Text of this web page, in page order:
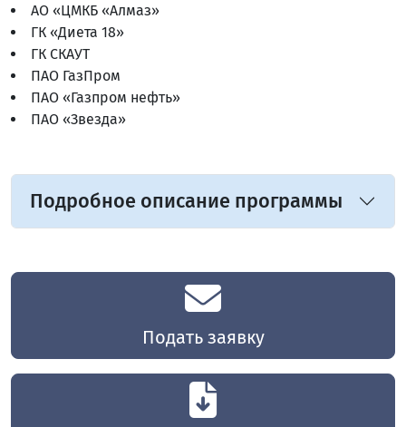
АО «ЦМКБ «Алмаз»
ГК «Диета 18»
ГК СКАУТ
ПАО ГазПром
ПАО «Газпром нефть»
ПАО «Звезда»
Подробное описание программы
Подать заявку